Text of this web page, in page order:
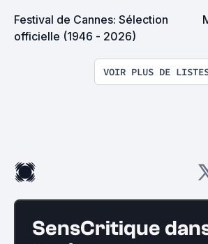
Festival de Cannes: Sélection
officielle (1946 - 2026)
VOIR PLUS DE
SensCritique